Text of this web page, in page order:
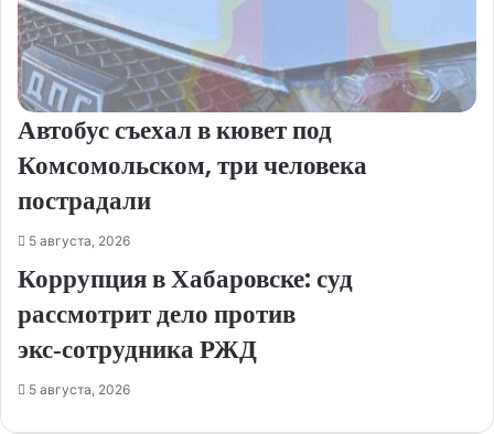
Автобус съехал в кювет под
Комсомольском, три человека
пострадали
5 августа, 2026
Коррупция в Хабаровске: суд
рассмотрит дело против
экс‑сотрудника РЖД
5 августа, 2026